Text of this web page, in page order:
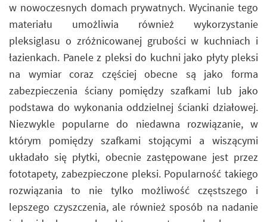
w nowoczesnych domach prywatnych. Wycinanie tego
materiału umożliwia również wykorzystanie
pleksiglasu o zróżnicowanej grubości w kuchniach i
łazienkach. Panele z pleksi do kuchni jako płyty pleksi
na wymiar coraz częściej obecne są jako forma
zabezpieczenia ściany pomiędzy szafkami lub jako
podstawa do wykonania oddzielnej ścianki działowej.
Niezwykle popularne do niedawna rozwiązanie, w
którym pomiędzy szafkami stojącymi a wiszącymi
układało się płytki, obecnie zastępowane jest przez
fototapety, zabezpieczone pleksi. Popularność takiego
rozwiązania to nie tylko możliwość częstszego i
lepszego czyszczenia, ale również sposób na nadanie